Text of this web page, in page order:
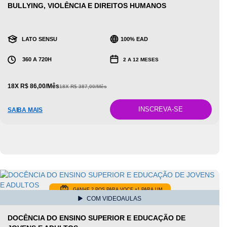
BULLYING, VIOLÊNCIA E DIREITOS HUMANOS
LATO SENSU 100% EAD
360 A 720H 2 A 12 MESES
18X R$ 86,00/Mês18X R$ 387,00/Mês
SAIBA MAIS INSCREVA-SE
GANHE 2 POS PARA VOCE +1 PARA UM
AMIGO
COM VIDEOAULAS
DOCÊNCIA DO ENSINO SUPERIOR E EDUCAÇÃO DE